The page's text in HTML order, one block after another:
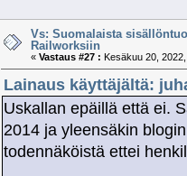
Vs: Suomalaista
Railworksiin
« Vastaus #27 : Kesäkuu 20,
Lainaus käyttäjältä:
Uskallan epäillä että ei.
2014 ja yleensäkin
todennäköistä ettei